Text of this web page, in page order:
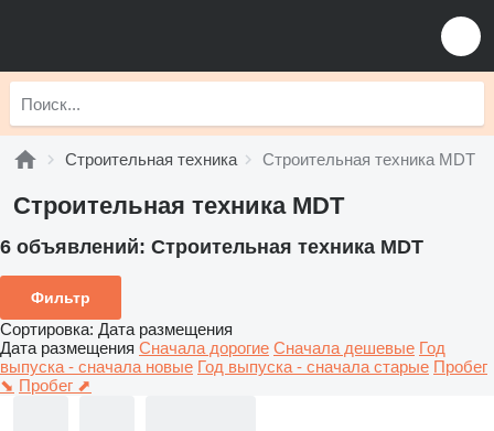
Строительная техника Строительная техника MDT
Строительная техника MDT
6 объявлений: Строительная техника MDT
Фильтр
Сортировка: Дата размещения
Дата размещения Сначала дорогие Сначала дешевые Год
выпуска - сначала новые Год выпуска - сначала старые Пробег
⬊ Пробег ⬈